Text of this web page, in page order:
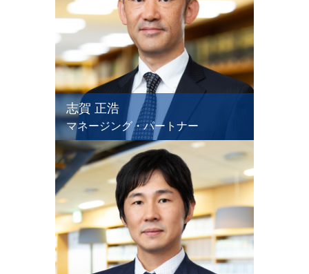
志賀 正浩
マネージング・パートナー